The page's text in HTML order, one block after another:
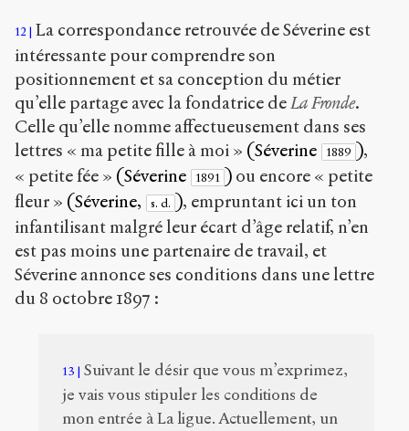
12 La correspondance retrouvée de Séverine est
intéressante pour comprendre son
positionnement et sa conception du métier
qu’elle partage avec la fondatrice deLa Fronde.
Celle qu’elle nomme affectueusement dans ses
lettres « ma petite fille à moi » (Séverine 1889 ),
« petite fée » (Séverine 1891 ) ou encore « petite
fleur » (Séverine, s. d. ), empruntant ici un ton
infantilisant malgré leur écart d’âge relatif, n’en
est pas moins une partenaire de travail, et
Séverine annonce ses conditions dans une lettre
du 8 octobre 1897 :
13
Suivant le désir que vous m’exprimez,
je vais vous stipuler les conditions de
mon entrée à La ligue. Actuellement, un